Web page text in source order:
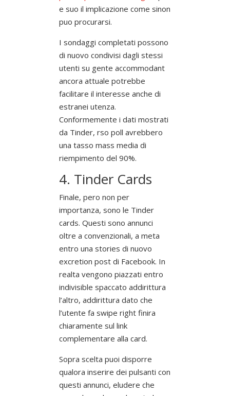
e suo il implicazione come sinon
puo procurarsi.
I sondaggi completati possono
di nuovo condivisi dagli stessi
utenti su gente accommodant
ancora attuale potrebbe
facilitare il interesse anche di
estranei utenza.
Conformemente i dati mostrati
da Tinder, rso poll avrebbero
una tasso mass media di
riempimento del 90%.
4. Tinder Cards
Finale, pero non per
importanza, sono le Tinder
cards. Questi sono annunci
oltre a convenzionali, a meta
entro una stories di nuovo
excretion post di Facebook. In
realta vengono piazzati entro
indivisible spaccato addirittura
l’altro, addirittura dato che
l’utente fa swipe right finira
chiaramente sul link
complementare alla card.
Sopra scelta puoi disporre
qualora inserire dei pulsanti con
questi annunci, eludere che